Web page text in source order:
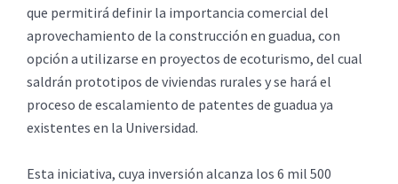
que permitirá definir la importancia comercial del
aprovechamiento de la construcción en guadua, con
opción a utilizarse en proyectos de ecoturismo, del cual
saldrán prototipos de viviendas rurales y se hará el
proceso de escalamiento de patentes de guadua ya
existentes en la Universidad.
Esta iniciativa, cuya inversión alcanza los 6 mil 500